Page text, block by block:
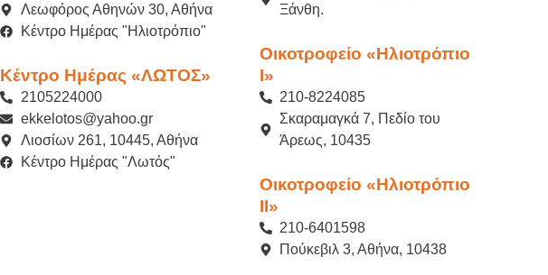
Λεωφόρος Αθηνών 30, Αθήνα
Κέντρο Ημέρας "Ηλιοτρόπιο"
Κέντρο Ημέρας «ΛΩΤΟΣ»
2105224000
ekkelotos@yahoo.gr
Λιοσίων 261, 10445, Αθήνα
Κέντρο Ημέρας "Λωτός"
Ξάνθη.
Οικοτροφείο «Ηλιοτρόπιο
Ι»
210-8224085
Σκαραμαγκά 7, Πεδίο του
Άρεως, 10435
Οικοτροφείο «Ηλιοτρόπιο
ΙI»
210-6401598
Πούκεβιλ 3, Αθήνα, 10438